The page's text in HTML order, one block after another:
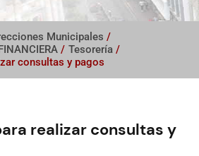
Municipales /
/ Tesorería /
consultas y pagos
realizar consultas y